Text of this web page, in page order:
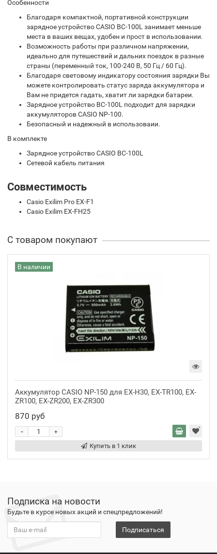
Особенности
Благодаря компактной, портативной конструкции
зарядное устройство CASIO BC-100L занимает меньше
места в ваших вещах, удобен и прост в использовании.
Возможность работы при различном напряжении,
идеально для путешествий и дальних поездок в разные
страны (переменный ток, 100-240 В, 50 Гц / 60 Гц).
Благодаря световому индикатору состояния зарядки Вы
можете контролировать статус заряда аккумулятора и
Вам не придется гадать, хватит ли зарядки батареи.
Зарядное устройство BC-100L подходит для зарядки
аккумуляторов CASIO NP-100.
Безопасный и надежный в использоваии.
В комплекте
Зарядное устройство CASIO BC-100L
Сетевой кабель питания
Совместимость
Casio Exilim Pro EX-F1
Casio Exilim EX-FH25
С товаром покупают
В наличии
Аккумулятор CASIO NP-150 для EX-H30, EX-TR100, EX-
ZR100, EX-ZR200, EX-ZR300
870 руб
+
-
Купить в 1 клик
Подписка на новости
Будьте в курсе новых акций и спецпредложений!
Подписаться